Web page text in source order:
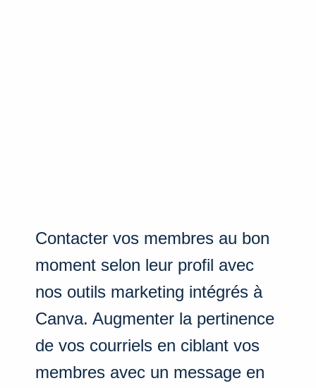
Contacter vos membres au bon
moment selon leur profil avec
nos outils marketing intégrés à
Canva. Augmenter la pertinence
de vos courriels en ciblant vos
membres avec un message en